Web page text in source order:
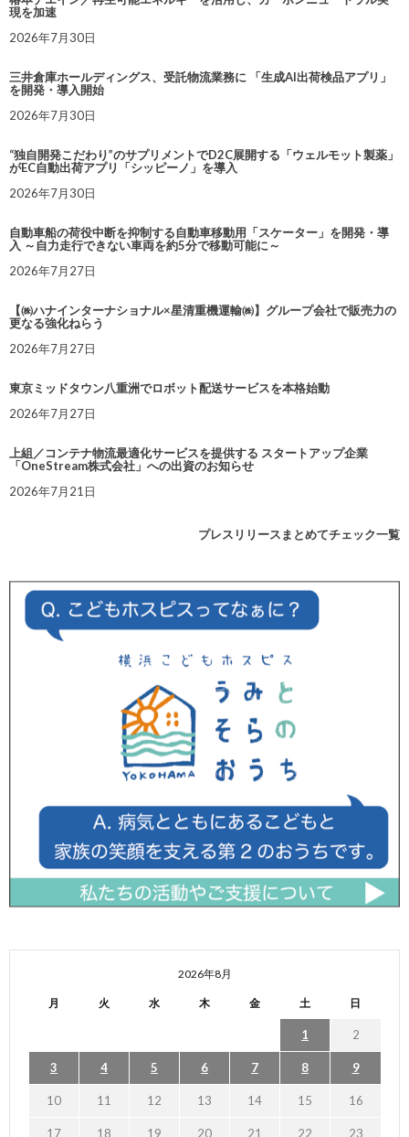
現を加速
2026年7月30日
三井倉庫ホールディングス、受託物流業務に 「生成AI出荷検品アプリ」
を開発・導入開始
2026年7月30日
“独自開発こだわり”のサプリメントでD2C展開する「ウェルモット製薬」
がEC自動出荷アプリ「シッピーノ」を導入
2026年7月30日
自動車船の荷役中断を抑制する自動車移動用「スケーター」を開発・導
入 ～自力走行できない車両を約5分で移動可能に～
2026年7月27日
【㈱ハナインターナショナル×星清重機運輸㈱】グループ会社で販売力の
更なる強化ねらう
2026年7月27日
東京ミッドタウン八重洲でロボット配送サービスを本格始動
2026年7月27日
上組／コンテナ物流最適化サービスを提供する スタートアップ企業
「OneStream株式会社」への出資のお知らせ
2026年7月21日
プレスリリースまとめてチェック一覧
2026年8月
月 火 水 木 金 土 日
1 2
3 4 5 6 7 8 9
10 11 12 13 14 15 16
17 18 19 20 21 22 23